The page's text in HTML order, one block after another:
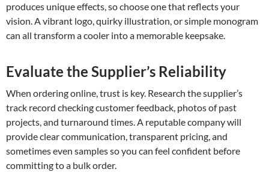
produces unique effects, so choose one that reflects your
vision. A vibrant logo, quirky illustration, or simple monogram
can all transform a cooler into a memorable keepsake.
Evaluate the Supplier’s Reliability
When ordering online, trust is key. Research the supplier’s
track record checking customer feedback, photos of past
projects, and turnaround times. A reputable company will
provide clear communication, transparent pricing, and
sometimes even samples so you can feel confident before
committing to a bulk order.